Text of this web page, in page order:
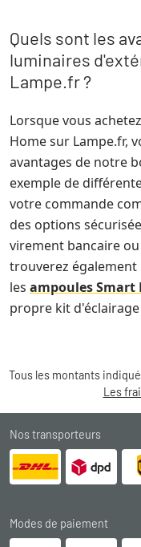
Quels sont les
luminaires
Lampe.fr ?
Lorsque vous
Home sur Lampe.fr,
avantages de notre
exemple de
votre commande
des options
virement bancaire
trouverez également
les ampoules Smart
propre kit
Tous les montants
Les
Nos transporteurs
Modes de paiement